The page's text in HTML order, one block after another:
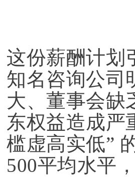
这份薪酬计划
知名咨询公司
大、董事会缺
东权益造成严
槛虚高实低”
500平均水平